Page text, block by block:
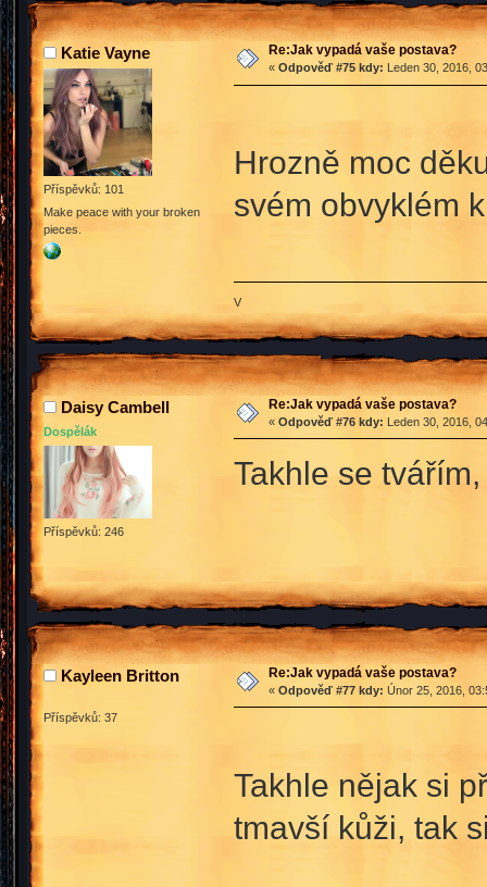
Katie Vayne
Příspěvků: 101
Make peace with your broken
pieces.
Re:Jak vypadá vaše postava?
« Odpověď #75 kdy: Leden 30, 2016,
Hrozně moc
svém obvyklém
V
Daisy Cambell
Dospělák
Příspěvků: 246
Re:Jak vypadá vaše postava?
« Odpověď #76 kdy: Leden 30, 2016,
Takhle se
Kayleen Britton
Příspěvků: 37
Re:Jak vypadá vaše postava?
« Odpověď #77 kdy: Únor 25, 2016,
Takhle nějak si
tmavší kůži, tak